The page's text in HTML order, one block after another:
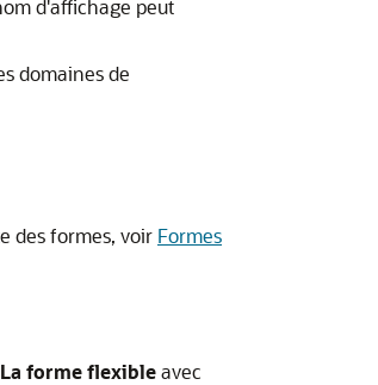
d'affichage peut
domaines de
des formes, voir Formes
forme flexibleavec